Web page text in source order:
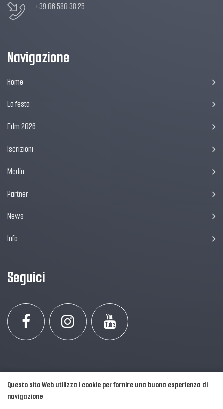
+39 06 580.38.25
Navigazione
Home
La festa
Fdm 2026
Iscrizioni
Media
Partner
News
Info
Seguici
Questo sito Web utilizza i cookie per fornire una buona esperienza di
navigazione